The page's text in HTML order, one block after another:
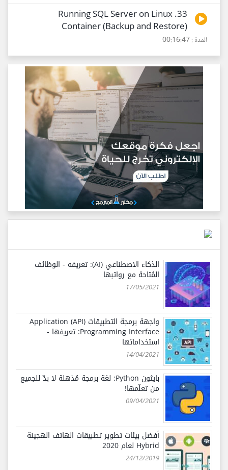
33. Running SQL Server on Linux
Container (Backup and Restore)
المدة : 00:16:47
الذكاء الاصطناعي (AI): تعريفه - الوظائف
المُتاحة مع رواتبها
17/05/2021
واجهة برمجة التطبيقات (API) Application
Programming Interface: تعريفها -
استخداماتها
14/04/2021
بايثون Python: لغة برمجة مُذهلة لا بدّ للجميع
من تعلّمها!
09/04/2021
أفضل بيئات تطوير تطبيقات الهاتف الهجينة
Hybrid لعام 2020
24/12/2019